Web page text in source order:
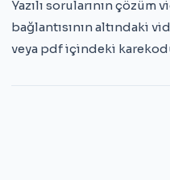
Yazılı sorularının çözüm
bağlantısının altındaki
veya pdf içindeki